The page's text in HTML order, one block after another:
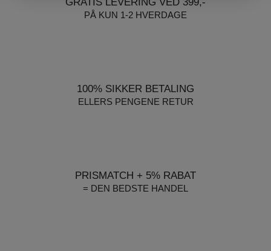
PÅ KUN 1-2 HVERDAGE
100% SIKKER BETALING
ELLERS PENGENE RETUR
PRISMATCH + 5% RABAT
= DEN BEDSTE HANDEL